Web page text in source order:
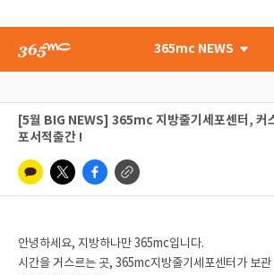
365mc NEWS
[5월 BIG NEWS] 365mc 지방줄기세포센터, 커
포서적출간 !
안녕하세요, 지방하나만 365mc입니다.
시간을 거스르는 곳, 365mc지방줄기세포센터가 보